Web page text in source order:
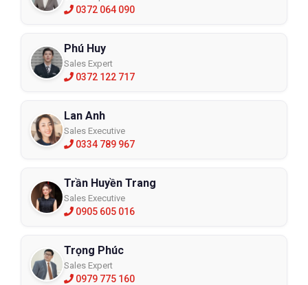
0372 064 090
Phú Huy
Sales Expert
0372 122 717
Lan Anh
Sales Executive
0334 789 967
Trần Huyền Trang
Sales Executive
0905 605 016
Trọng Phúc
Sales Expert
0979 775 160